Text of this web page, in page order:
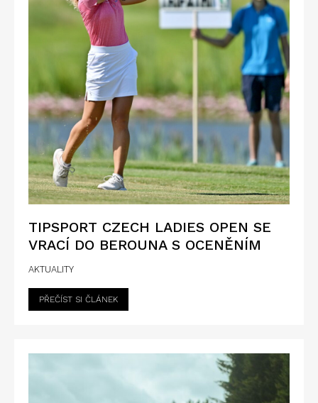
TIPSPORT CZECH LADIES OPEN SE
VRACÍ DO BEROUNA S OCENĚNÍM
AKTUALITY
PŘEČÍST SI ČLÁNEK